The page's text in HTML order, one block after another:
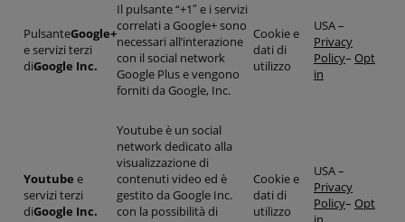
PulsanteGoogle+
e servizi terzi
diGoogle Inc.
Il pulsante “+1″ e i servizi
correlati a Google+ sono
necessari all’interazione
con il social network
Google Plus e vengono
forniti da Google, Inc.
Cookie e
dati di
utilizzo
USA –
Privacy
Policy– Opt
in
Youtube e
servizi terzi
diGoogle Inc.
Youtube è un social
network dedicato alla
visualizzazione di
contenuti video ed è
gestito da Google Inc.
con la possibilità di
Cookie e
dati di
utilizzo
USA –
Privacy
Policy– Opt